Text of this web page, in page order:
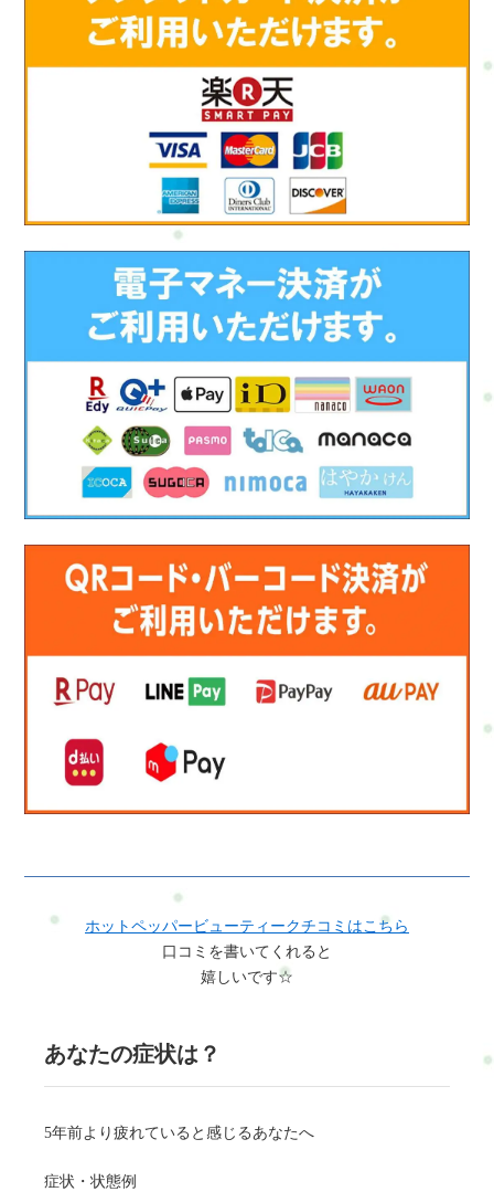
ホットペッパービューティークチコミはこちら
口コミを書いてくれると
嬉しいです☆
あなたの症状は？
5年前より疲れていると感じるあなたへ
症状・状態例